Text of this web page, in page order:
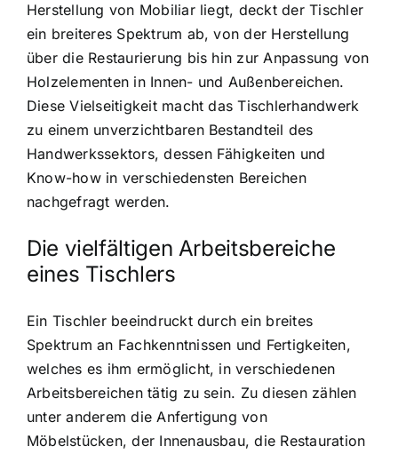
Herstellung von Mobiliar liegt, deckt der Tischler
ein breiteres Spektrum ab, von der Herstellung
über die Restaurierung bis hin zur Anpassung von
Holzelementen in Innen- und Außenbereichen.
Diese Vielseitigkeit macht das Tischlerhandwerk
zu einem unverzichtbaren Bestandteil des
Handwerkssektors, dessen Fähigkeiten und
Know-how in verschiedensten Bereichen
nachgefragt werden.
Die vielfältigen Arbeitsbereiche
eines Tischlers
Ein Tischler beeindruckt durch ein breites
Spektrum an Fachkenntnissen und Fertigkeiten,
welches es ihm ermöglicht, in verschiedenen
Arbeitsbereichen tätig zu sein. Zu diesen zählen
unter anderem die Anfertigung von
Möbelstücken, der Innenausbau, die Restauration